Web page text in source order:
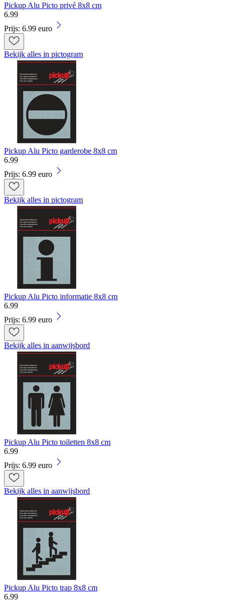
Pickup Alu Picto privé 8x8 cm
6.99
Prijs: 6.99 euro
Bekijk alles in pictogram
Pickup Alu Picto garderobe 8x8 cm
6.99
Prijs: 6.99 euro
Bekijk alles in pictogram
Pickup Alu Picto informatie 8x8 cm
6.99
Prijs: 6.99 euro
Bekijk alles in aanwijsbord
Pickup Alu Picto toiletten 8x8 cm
6.99
Prijs: 6.99 euro
Bekijk alles in aanwijsbord
Pickup Alu Picto trap 8x8 cm
6.99